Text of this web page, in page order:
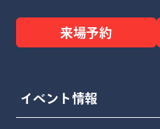
来場予約
イベント情報